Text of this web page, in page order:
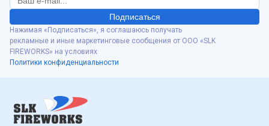
Подписаться
Нажимая «Подписаться», я соглашаюсь получать
рекламные и иные маркетинговые сообщения от ООО «SLK
FIREWORKS» на условиях
Политики конфиденциальности